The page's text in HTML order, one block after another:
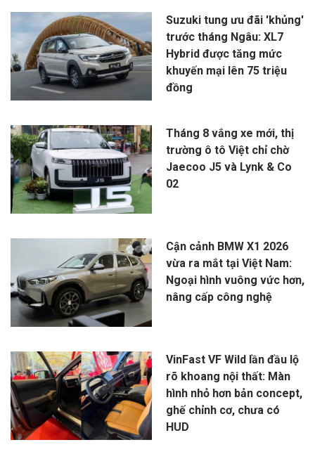
Suzuki tung ưu đãi 'khủng'
trước tháng Ngâu: XL7
Hybrid được tăng mức
khuyến mại lên 75 triệu
đồng
Tháng 8 vắng xe mới, thị
trường ô tô Việt chỉ chờ
Jaecoo J5 và Lynk & Co
02
Cận cảnh BMW X1 2026
vừa ra mắt tại Việt Nam:
Ngoại hình vuông vức hơn,
nâng cấp công nghệ
VinFast VF Wild lần đầu lộ
rõ khoang nội thất: Màn
hình nhỏ hơn bản concept,
ghế chỉnh cơ, chưa có
HUD